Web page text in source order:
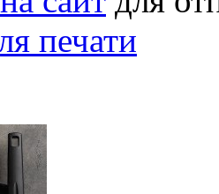
печати